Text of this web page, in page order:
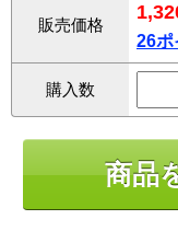
販売価格
26ポ
購入数